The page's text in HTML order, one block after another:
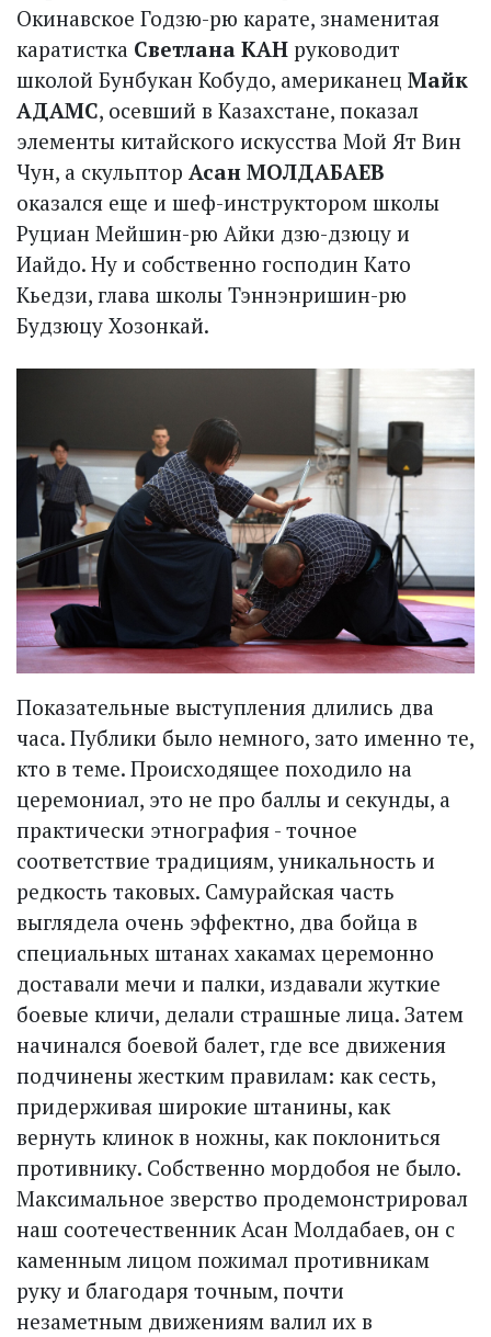
Окинавское Годзю-рю карате, знаменитая
каратистка Светлана КАН руководит
школой Бунбукан Кобудо, американец Майк
АДАМС, осевший в Казахстане, показал
элементы китайского искусства Мой Ят Вин
Чун, а скульптор Асан МОЛДАБАЕВ
оказался еще и шеф-инструктором школы
Руциан Мейшин-рю Айки дзю-дзюцу и
Иайдо. Ну и собственно господин Като
Кьедзи, глава школы Тэннэнришин-рю
Будзюцу Хозонкай.
Показательные выступления длились два
часа. Публики было немного, зато именно те,
кто в теме. Происходящее походило на
церемониал, это не про баллы и секунды, а
практически этнография - точное
соответствие традициям, уникальность и
редкость таковых. Самурайская часть
выглядела очень эффектно, два бойца в
специальных штанах хакамах церемонно
доставали мечи и палки, издавали жуткие
боевые кличи, делали страшные лица. Затем
начинался боевой балет, где все движения
подчинены жестким правилам: как сесть,
придерживая широкие штанины, как
вернуть клинок в ножны, как поклониться
противнику. Собственно мордобоя не было.
Максимальное зверство продемонстрировал
наш соотечественник Асан Молдабаев, он с
каменным лицом пожимал противникам
руку и благодаря точным, почти
незаметным движениям валил их в